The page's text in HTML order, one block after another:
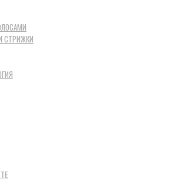
СТРИЖКИ